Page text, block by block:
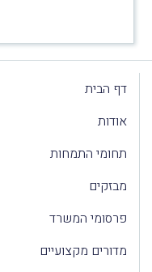
דף הבית
אודות
תחומי התמחות
מבזקים
פרסומי המשרד
מדורים מקצועיים